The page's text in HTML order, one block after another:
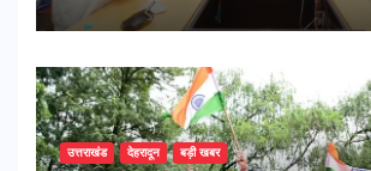
उत्तराखंड देहरादून बड़ी खबर